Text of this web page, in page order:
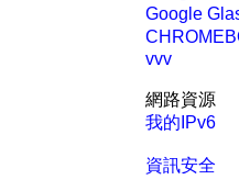
Google
vvv
網路資源
我的IPv6
資訊安全